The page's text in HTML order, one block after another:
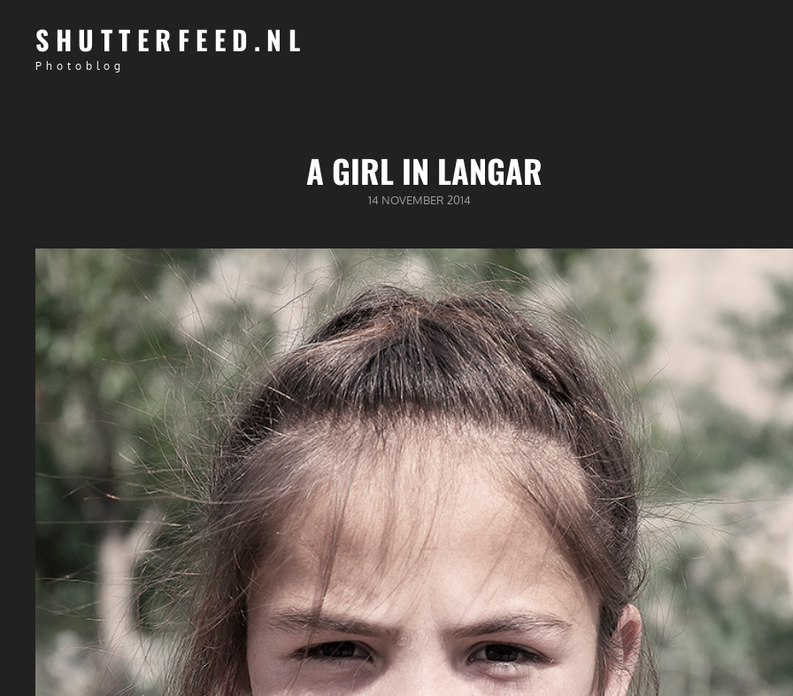
SHUTTERFEED.NL
Photoblog
A GIRL IN LANGAR
GEPUBLICEERD
14 NOVEMBER 2014